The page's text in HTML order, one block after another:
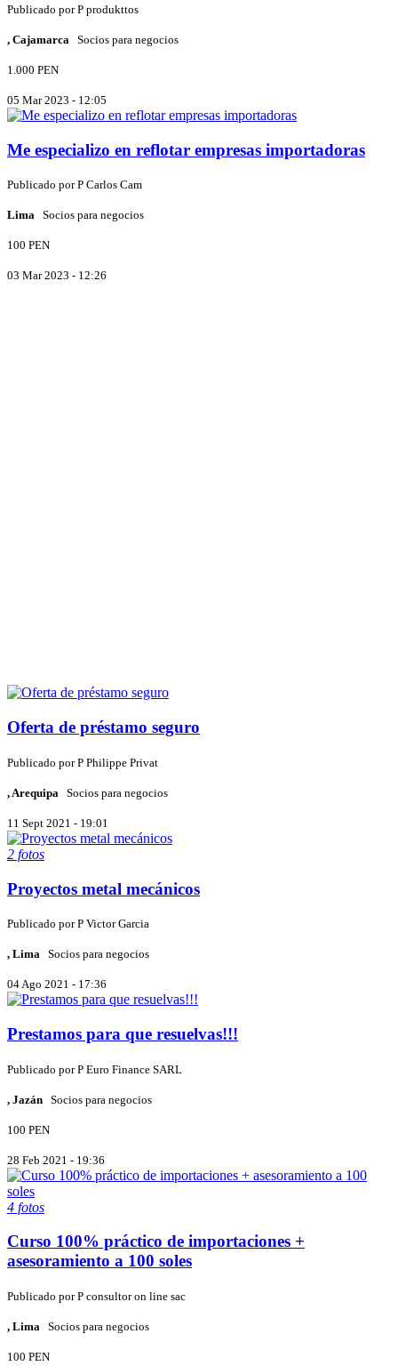
Publicado porP produkttos
, Cajamarca Socios para negocios
1.000 PEN
05 Mar 2023 - 12:05
Me especializo en reflotar empresas importadoras
Publicado porP Carlos Cam
Lima Socios para negocios
100 PEN
03 Mar 2023 - 12:26
Oferta de préstamo seguro
Publicado porP Philippe Privat
, Arequipa Socios para negocios
11 Sept 2021 - 19:01
2 fotos
Proyectos metal mecánicos
Publicado porP Victor Garcia
, Lima Socios para negocios
04 Ago 2021 - 17:36
Prestamos para que resuelvas!!!
Publicado porP Euro Finance SARL
, Jazán Socios para negocios
100 PEN
28 Feb 2021 - 19:36
4 fotos
Curso 100% práctico de importaciones +
asesoramiento a 100 soles
Publicado porP consultor on line sac
, Lima Socios para negocios
100 PEN